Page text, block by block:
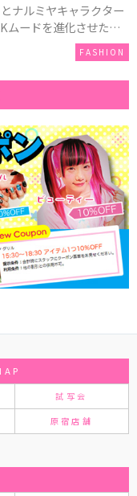
ナルミヤキャラクター
ムードを進化させた新
FASHION
試写会
原宿店舗